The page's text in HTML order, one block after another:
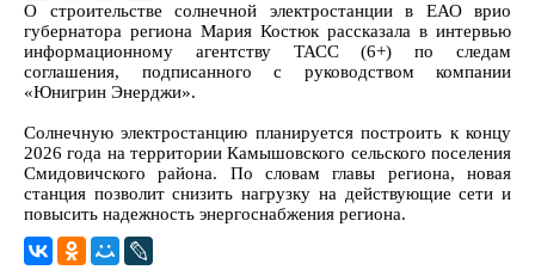
О строительстве солнечной электростанции в ЕАО врио
губернатора региона Мария Костюк рассказала в интервью
информационному агентству ТАСС (6+) по следам
соглашения, подписанного с руководством компании
«Юнигрин Энерджи».
Солнечную электростанцию планируется построить к концу
2026 года на территории Камышовского сельского поселения
Смидовичского района. По словам главы региона, новая
станция позволит снизить нагрузку на действующие сети и
повысить надежность энергоснабжения региона.